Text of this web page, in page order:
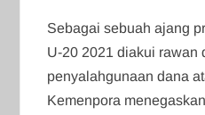
Sebagai sebuah ajang
U-20 2021 diakui rawan
penyalahgunaan dana
Kemenpora